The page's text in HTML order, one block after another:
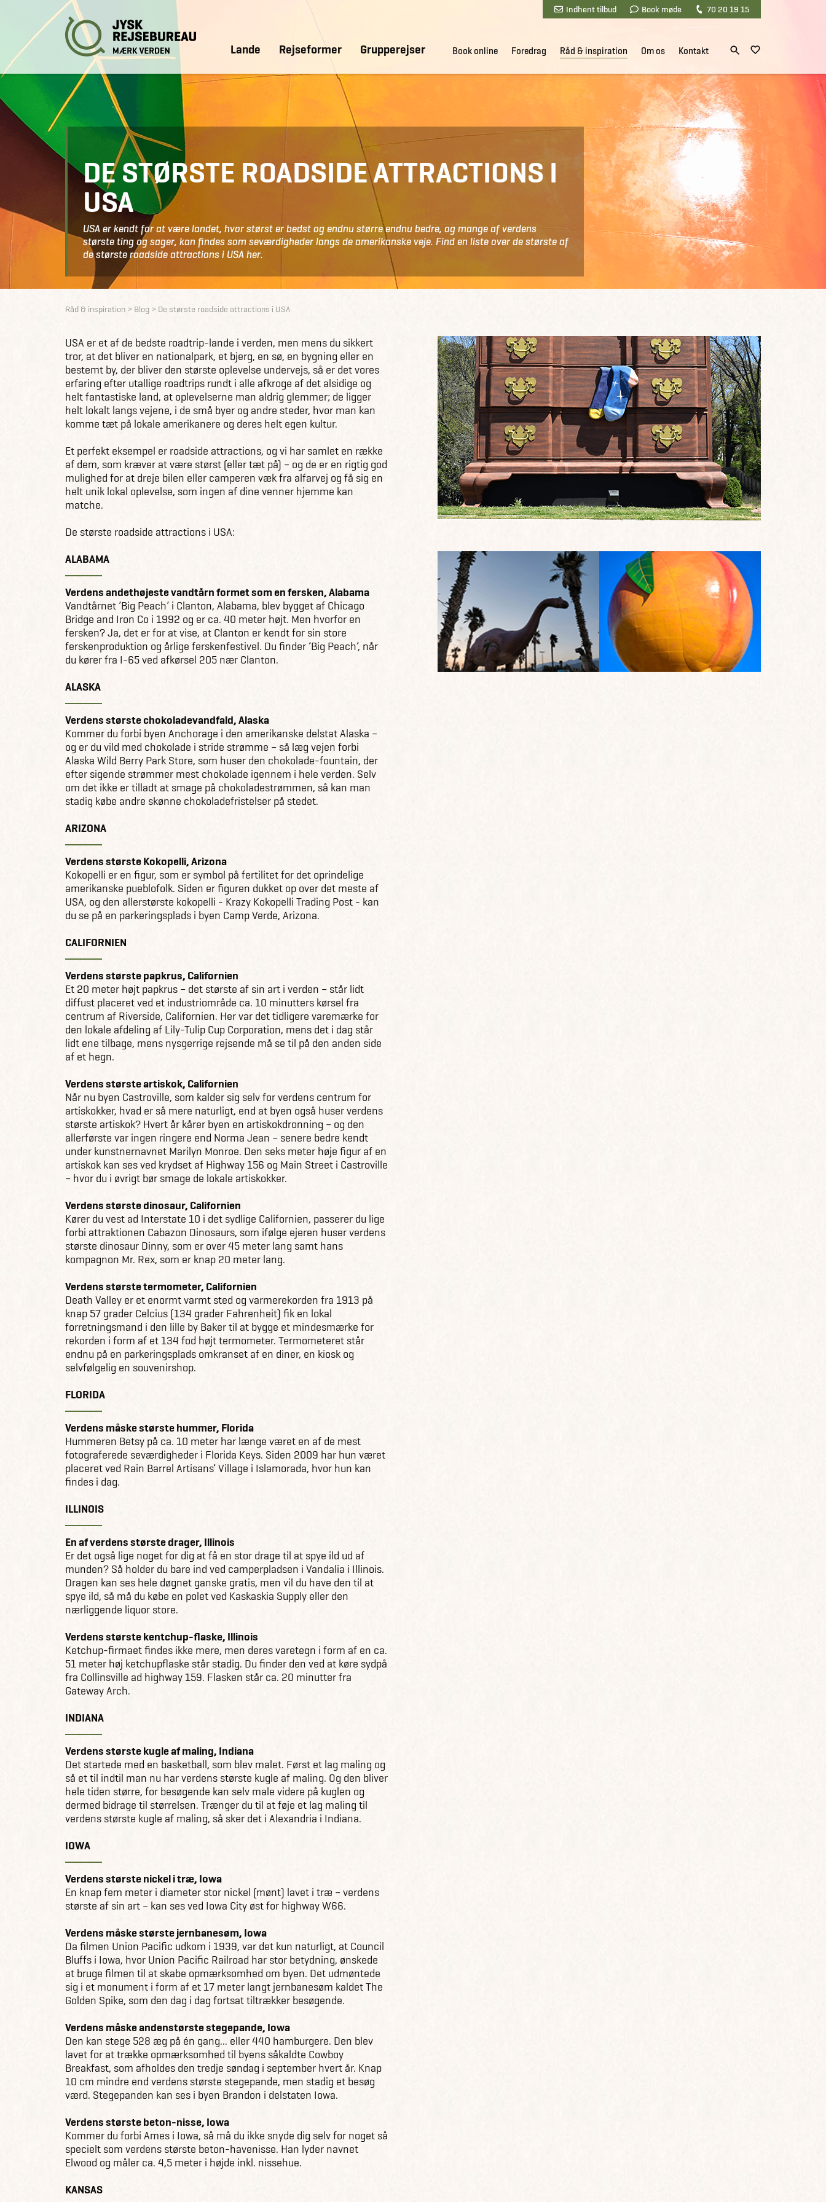
Indhent tilbud Book møde 70 20 19 15
Lande Rejseformer Grupperejser Book online Foredrag Råd & inspiration Om os Kontakt
DE STØRSTE ROADSIDE ATTRACTIONS I
USA
USA er kendt for at være landet, hvor størst er bedst og endnu større endnu bedre, og mange af verdens
største ting og sager, kan findes som seværdigheder langs de amerikanske veje. Find en liste over de største af
de største roadside attractions i USA her.
Råd & inspiration Blog De største roadside attractions i USA
USA er et af de bedste roadtrip-lande i verden, men mens du sikkert
tror, at det bliver en nationalpark, et bjerg, en sø, en bygning eller en
bestemt by, der bliver den største oplevelse undervejs, så er det vores
erfaring efter utallige roadtrips rundt i alle afkroge af det alsidige og
helt fantastiske land, at oplevelserne man aldrig glemmer; de ligger
helt lokalt langs vejene, i de små byer og andre steder, hvor man kan
komme tæt på lokale amerikanere og deres helt egen kultur.
Et perfekt eksempel er roadside attractions, og vi har samlet en række
af dem, som kræver at være størst (eller tæt på) – og de er en rigtig god
mulighed for at dreje bilen eller camperen væk fra alfarvej og få sig en
helt unik lokal oplevelse, som ingen af dine venner hjemme kan
matche.
De største roadside attractions i USA:
ALABAMA
Verdens andethøjeste vandtårn formet som en fersken, Alabama
Vandtårnet ’Big Peach’ i Clanton, Alabama, blev bygget af Chicago
Bridge and Iron Co i 1992 og er ca. 40 meter højt. Men hvorfor en
fersken? Ja, det er for at vise, at Clanton er kendt for sin store
ferskenproduktion og årlige ferskenfestivel. Du finder ’Big Peach’, når
du kører fra I-65 ved afkørsel 205 nær Clanton.
ALASKA
Verdens største chokoladevandfald, Alaska
Kommer du forbi byen Anchorage i den amerikanske delstat Alaska –
og er du vild med chokolade i stride strømme – så læg vejen forbi
Alaska Wild Berry Park Store, som huser den chokolade-fountain, der
efter sigende strømmer mest chokolade igennem i hele verden. Selv
om det ikke er tilladt at smage på chokoladestrømmen, så kan man
stadig købe andre skønne chokoladefristelser på stedet.
ARIZONA
Verdens største Kokopelli, Arizona
Kokopelli er en figur, som er symbol på fertilitet for det oprindelige
amerikanske pueblofolk. Siden er figuren dukket op over det meste af
USA, og den allerstørste kokopelli - Krazy Kokopelli Trading Post - kan
du se på en parkeringsplads i byen Camp Verde, Arizona.
CALIFORNIEN
Verdens største papkrus, Californien
Et 20 meter højt papkrus – det største af sin art i verden – står lidt
diffust placeret ved et industriområde ca. 10 minutters kørsel fra
centrum af Riverside, Californien. Her var det tidligere varemærke for
den lokale afdeling af Lily-Tulip Cup Corporation, mens det i dag står
lidt ene tilbage, mens nysgerrige rejsende må se til på den anden side
af et hegn.
Verdens største artiskok, Californien
Når nu byen Castroville, som kalder sig selv for verdens centrum for
artiskokker, hvad er så mere naturligt, end at byen også huser verdens
største artiskok? Hvert år kårer byen en artiskokdronning – og den
allerførste var ingen ringere end Norma Jean – senere bedre kendt
under kunstnernavnet Marilyn Monroe. Den seks meter høje figur af en
artiskok kan ses ved krydset af Highway 156 og Main Street i Castroville
– hvor du i øvrigt bør smage de lokale artiskokker.
Verdens største dinosaur, Californien
Kører du vest ad Interstate 10 i det sydlige Californien, passerer du lige
forbi attraktionen Cabazon Dinosaurs, som ifølge ejeren huser verdens
største dinosaur Dinny, som er over 45 meter lang samt hans
kompagnon Mr. Rex, som er knap 20 meter lang.
Verdens største termometer, Californien
Death Valley er et enormt varmt sted og varmerekorden fra 1913 på
knap 57 grader Celcius (134 grader Fahrenheit) fik en lokal
forretningsmand i den lille by Baker til at bygge et mindesmærke for
rekorden i form af et 134 fod højt termometer. Termometeret står
endnu på en parkeringsplads omkranset af en diner, en kiosk og
selvfølgelig en souvenirshop.
FLORIDA
Verdens måske største hummer, Florida
Hummeren Betsy på ca. 10 meter har længe været en af de mest
fotograferede seværdigheder i Florida Keys. Siden 2009 har hun været
placeret ved Rain Barrel Artisans’ Village i Islamorada, hvor hun kan
findes i dag.
ILLINOIS
En af verdens største drager, Illinois
Er det også lige noget for dig at få en stor drage til at spye ild ud af
munden? Så holder du bare ind ved camperpladsen i Vandalia i Illinois.
Dragen kan ses hele døgnet ganske gratis, men vil du have den til at
spye ild, så må du købe en polet ved Kaskaskia Supply eller den
nærliggende liquor store.
Verdens største kentchup-flaske, Illinois
Ketchup-firmaet findes ikke mere, men deres varetegn i form af en ca.
51 meter høj ketchupflaske står stadig. Du finder den ved at køre sydpå
fra Collinsville ad highway 159. Flasken står ca. 20 minutter fra
Gateway Arch.
INDIANA
Verdens største kugle af maling, Indiana
Det startede med en basketball, som blev malet. Først et lag maling og
så et til indtil man nu har verdens største kugle af maling. Og den bliver
hele tiden større, for besøgende kan selv male videre på kuglen og
dermed bidrage til størrelsen. Trænger du til at føje et lag maling til
verdens største kugle af maling, så sker det i Alexandria i Indiana.
IOWA
Verdens største nickel i træ, Iowa
En knap fem meter i diameter stor nickel (mønt) lavet i træ – verdens
største af sin art – kan ses ved Iowa City øst for highway W66.
Verdens måske største jernbanesøm, Iowa
Da filmen Union Pacific udkom i 1939, var det kun naturligt, at Council
Bluffs i Iowa, hvor Union Pacific Railroad har stor betydning, ønskede
at bruge filmen til at skabe opmærksomhed om byen. Det udmøntede
sig i et monument i form af et 17 meter langt jernbanesøm kaldet The
Golden Spike, som den dag i dag fortsat tiltrækker besøgende.
Verdens måske andenstørste stegepande, Iowa
Den kan stege 528 æg på én gang... eller 440 hamburgere. Den blev
lavet for at trække opmærksomhed til byens såkaldte Cowboy
Breakfast, som afholdes den tredje søndag i september hvert år. Knap
10 cm mindre end verdens største stegepande, men stadig et besøg
værd. Stegepanden kan ses i byen Brandon i delstaten Iowa.
Verdens største beton-nisse, Iowa
Kommer du forbi Ames i Iowa, så må du ikke snyde dig selv for noget så
specielt som verdens største beton-havenisse. Han lyder navnet
Elwood og måler ca. 4,5 meter i højde inkl. nissehue.
KANSAS